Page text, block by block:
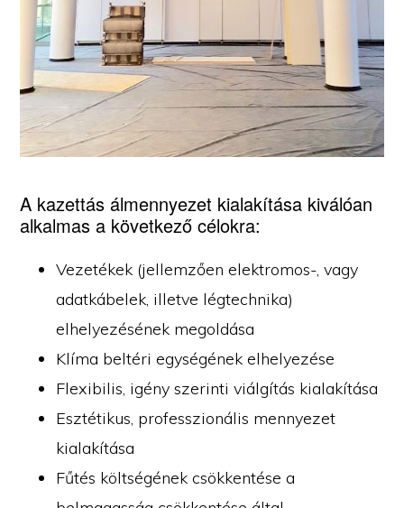
A kazettás álmennyezet kialakítása kiválóan
alkalmas a következő célokra:
Vezetékek (jellemzően elektromos-, vagy
adatkábelek, illetve légtechnika)
elhelyezésének megoldása
Klíma beltéri egységének elhelyezése
Flexibilis, igény szerinti viálgítás kialakítása
Esztétikus, professzionális mennyezet
kialakítása
Fűtés költségének csökkentése a